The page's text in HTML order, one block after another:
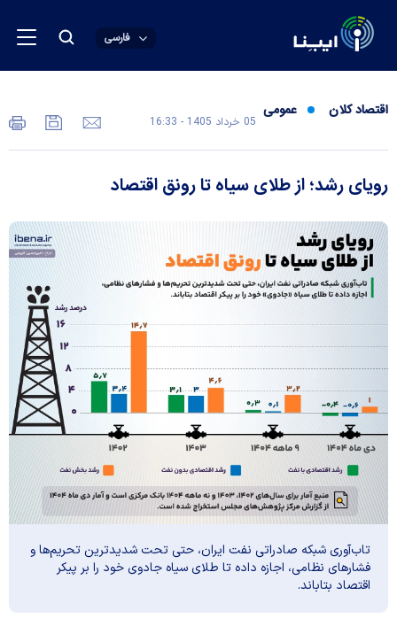
فارسی
اقتصاد کلان عمومی
05 خرداد 1405 - 16:33
رویای رشد؛ از طلای سیاه تا رونق اقتصاد
تاب‌آوری شبکه صادراتی نفت ایران، حتی تحت شدیدترین تحریم‌ها و
فشار‌های نظامی، اجازه داده تا طلای سیاه جادوی خود را بر پیکر
اقتصاد بتاباند.